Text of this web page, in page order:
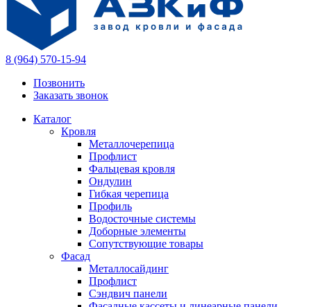
8 (964) 570-15-94
Позвонить
Заказать звонок
Каталог
Кровля
Металлочерепица
Профлист
Фальцевая кровля
Ондулин
Гибкая черепица
Профиль
Водосточные системы
Доборные элементы
Сопутствующие товары
Фасад
Металлосайдинг
Профлист
Сэндвич панели